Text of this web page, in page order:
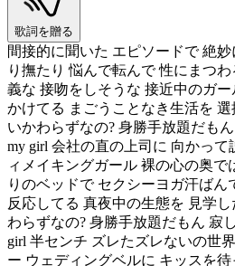
歌詞を贈る
間接的に聞いた エピソードで 絶
り撫たり 悩んで転んで 性にまつ
義な 接吻をしそうな 接近中のガ
かけてる まごうことなき生活を
いかわらずなの? 身勝手放題だも
my girl 会社の直の上司に 向かって
ィメイキングガール 裸の心の奥で
りのベッドで セクシーヨガ汗ばん
反応してる 真夜中の生態を 見学
わらずなの? 身勝手放題だもん 寂
girl 半センチ ズレたズレないの世
ー ウェディングベルに キッスを